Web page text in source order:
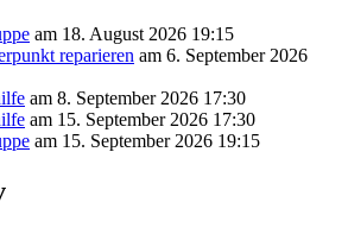
am 18. August 2026 19:15
reparieren am 6. September 2026
am 8. September 2026 17:30
am 15. September 2026 17:30
am 15. September 2026 19:15